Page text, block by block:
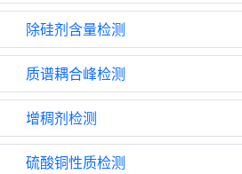
除硅剂含量检测
质谱耦合峰检测
增稠剂检测
硫酸铜性质检测